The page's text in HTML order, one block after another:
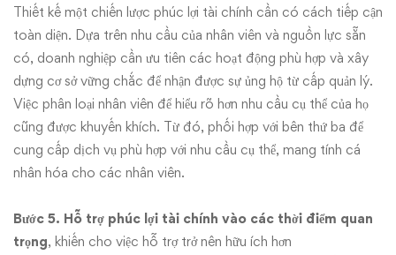
Thiết kế một chiến lược phúc lợi tài chính cần có cách tiếp cận
toàn diện. Dựa trên nhu cầu của nhân viên và nguồn lực sẵn
có, doanh nghiệp cần ưu tiên các hoạt động phù hợp và xây
dựng cơ sở vững chắc để nhận được sự ủng hộ từ cấp quản lý.
Việc phân loại nhân viên để hiểu rõ hơn nhu cầu cụ thể của họ
cũng được khuyến khích. Từ đó, phối hợp với bên thứ ba để
cung cấp dịch vụ phù hợp với nhu cầu cụ thể, mang tính cá
nhân hóa cho các nhân viên.
Bước 5. Hỗ trợ phúc lợi tài chính vào các thời điểm quan
trọng, khiến cho việc hỗ trợ trở nên hữu ích hơn